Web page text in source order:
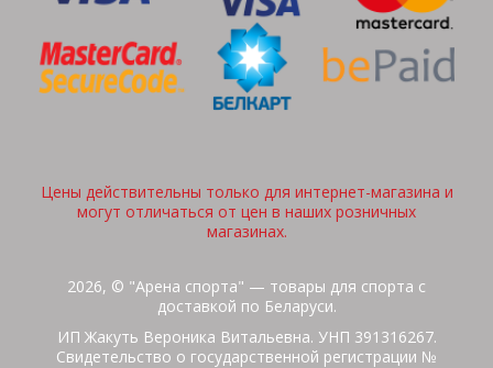
Цены действительны только для интернет-магазина и
могут отличаться от цен в наших розничных
магазинах.
2026, © "Арена спорта" — товары для спорта с
доставкой по Беларуси.
ИП Жакуть Вероника Витальевна. УНП 391316267.
Свидетельство о государственной регистрации №